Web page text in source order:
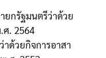
ยกรัฐมนตรีว่าด้วย
. 2564
าด้วยกิจการอาสา